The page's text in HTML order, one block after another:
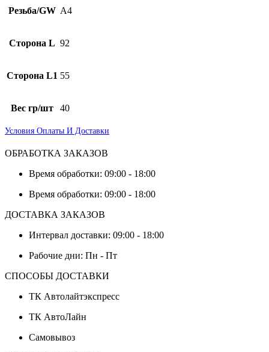
Резьба/GW А4
Сторона L 92
Сторона L1 55
Вес гр/шт 40
Условия Оплаты И Доставки
ОБРАБОТКА ЗАКАЗОВ
Время обработки: 09:00 - 18:00
Время обработки: 09:00 - 18:00
ДОСТАВКА ЗАКАЗОВ
Интервал доставки: 09:00 - 18:00
Рабочие дни: Пн - Пт
СПОСОБЫ ДОСТАВКИ
ТК Автолайтэкспресс
ТК АвтоЛайн
Самовывоз